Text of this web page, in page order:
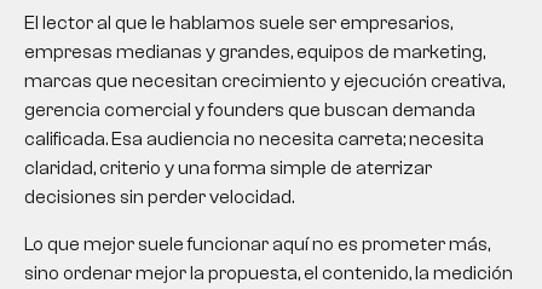
El lector al que le hablamos suele ser empresarios,
empresas medianas y grandes, equipos de marketing,
marcas que necesitan crecimiento y ejecución creativa,
gerencia comercial y founders que buscan demanda
calificada. Esa audiencia no necesita carreta; necesita
claridad, criterio y una forma simple de aterrizar
decisiones sin perder velocidad.
Lo que mejor suele funcionar aquí no es prometer más,
sino ordenar mejor la propuesta, el contenido, la medición